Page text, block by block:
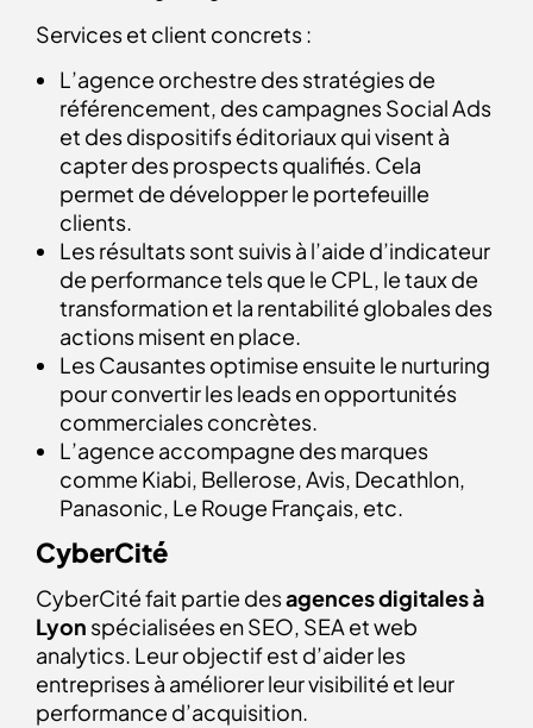
Services et client concrets :
L’agence orchestre des stratégies de
référencement, des campagnes Social Ads
et des dispositifs éditoriaux qui visent à
capter des prospects qualifiés. Cela
permet de développer le portefeuille
clients.
Les résultats sont suivis à l’aide d’indicateur
de performance tels que le CPL, le taux de
transformation et la rentabilité globales des
actions misent en place.
Les Causantes optimise ensuite le nurturing
pour convertir les leads en opportunités
commerciales concrètes.
L’agence accompagne des marques
comme Kiabi, Bellerose, Avis, Decathlon,
Panasonic, Le Rouge Français, etc.
CyberCité
CyberCité fait partie desagences digitales à
Lyon spécialisées en SEO, SEA et web
analytics. Leur objectif est d’aider les
entreprises à améliorer leur visibilité et leur
performance d’acquisition.